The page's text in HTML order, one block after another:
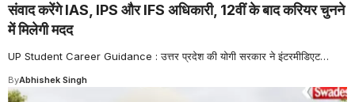
संवाद करेंगे IAS, IPS और IFS अधिकारी, 12वीं के बाद करियर चुनने
में मिलेगी मदद
UP Student Career Guidance : उत्तर प्रदेश की योगी सरकार ने इंटरमीडिएट…
ByAbhishek Singh